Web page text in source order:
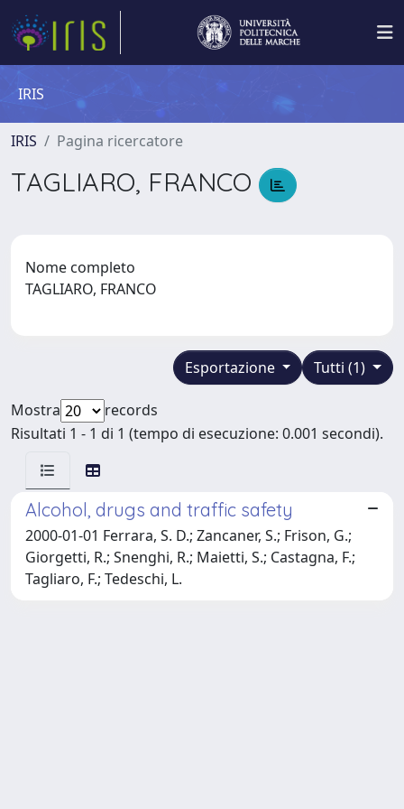
IRIS
IRIS Pagina ricercatore
TAGLIARO, FRANCO
Nome completo
TAGLIARO, FRANCO
Tutti (1)
Esportazione
Mostra
records
Risultati 1 - 1 di 1 (tempo di esecuzione: 0.001 secondi).
Alcohol, drugs and traffic safety
2000-01-01 Ferrara, S. D.; Zancaner, S.; Frison, G.;
Giorgetti, R.; Snenghi, R.; Maietti, S.; Castagna, F.;
Tagliaro, F.; Tedeschi, L.